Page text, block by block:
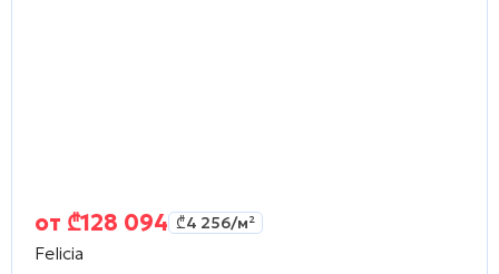
от ₾128 094 ₾4 256/м²
Felicia